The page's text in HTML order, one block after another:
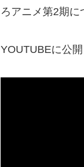
ろアニメ第2期に
YOUTUBEに公